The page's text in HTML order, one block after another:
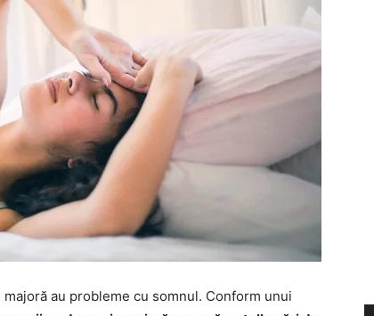
au probleme cu somnul. Conform unui